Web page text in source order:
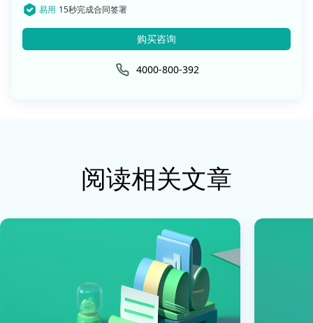
易用 15秒完成合同签署
购买咨询
4000-800-392
阅读相关文章